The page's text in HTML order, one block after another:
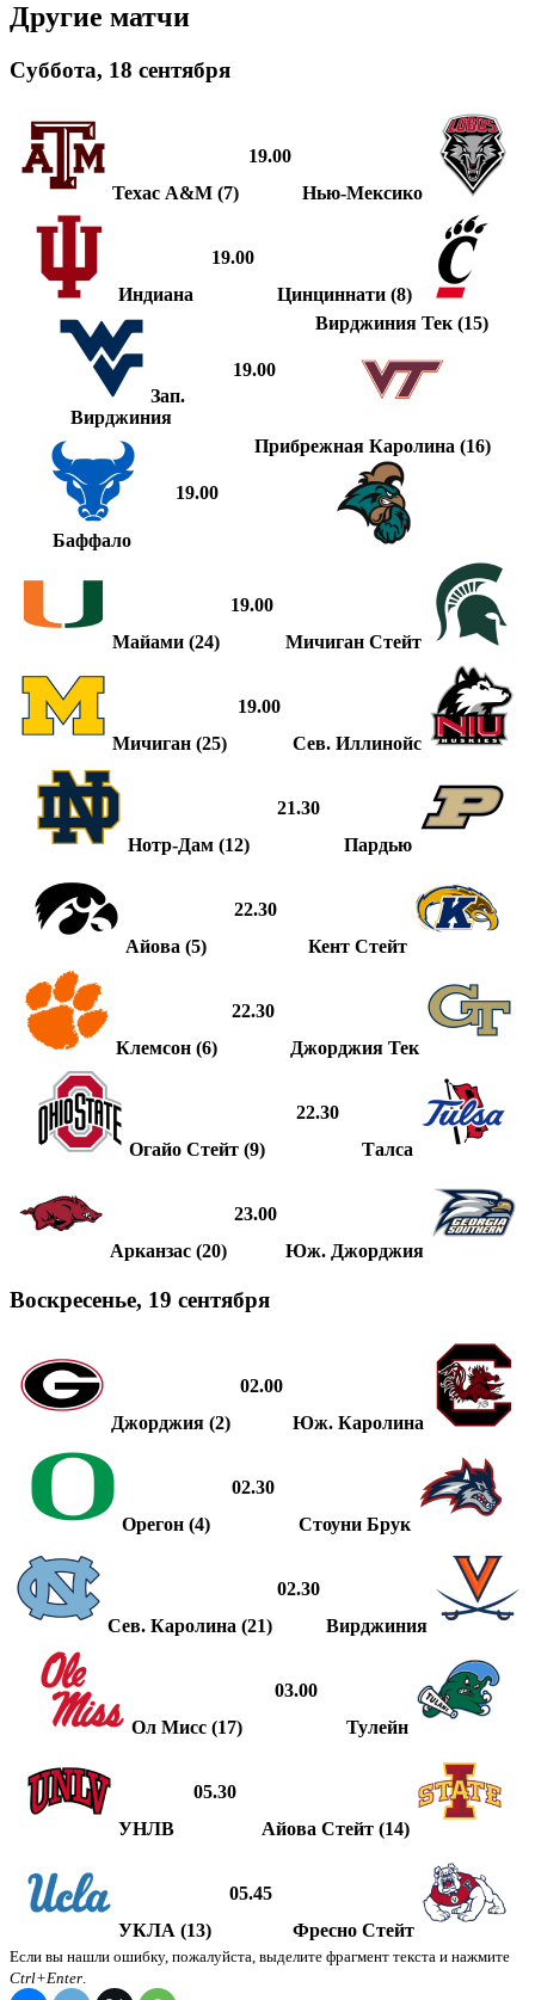
Другие матчи
Суббота, 18 сентября
Техас А&М (7)
19.00
Нью-Мексико
Индиана
19.00
Цинциннати (8)
Зап.
Вирджиния
19.00
Вирджиния Тек (15)
Баффало
19.00
Прибрежная Каролина (16)
Майами (24)
19.00
Мичиган Стейт
Мичиган (25)
19.00
Сев. Иллинойс
Нотр-Дам (12)
21.30
Пардью
Айова (5)
22.30
Кент Стейт
Клемсон (6)
22.30
Джорджия Тек
Огайо Стейт (9)
22.30
Талса
Арканзас (20)
23.00
Юж. Джорджия
Воскресенье, 19 сентября
Джорджия (2)
02.00
Юж. Каролина
Орегон (4)
02.30
Стоуни Брук
Сев. Каролина (21)
02.30
Вирджиния
Ол Мисс (17)
03.00
Тулейн
УНЛВ
05.30
Айова Стейт (14)
УКЛА (13)
05.45
Фресно Стейт
Если вы нашли ошибку, пожалуйста, выделите фрагмент текста и нажмите
Ctrl+Enter.